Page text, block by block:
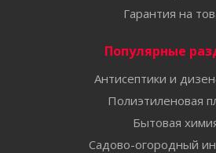
Гарантия на
Популярные
Антисептики и
Полиэтиленовая
Бытовая
Садово-огородный